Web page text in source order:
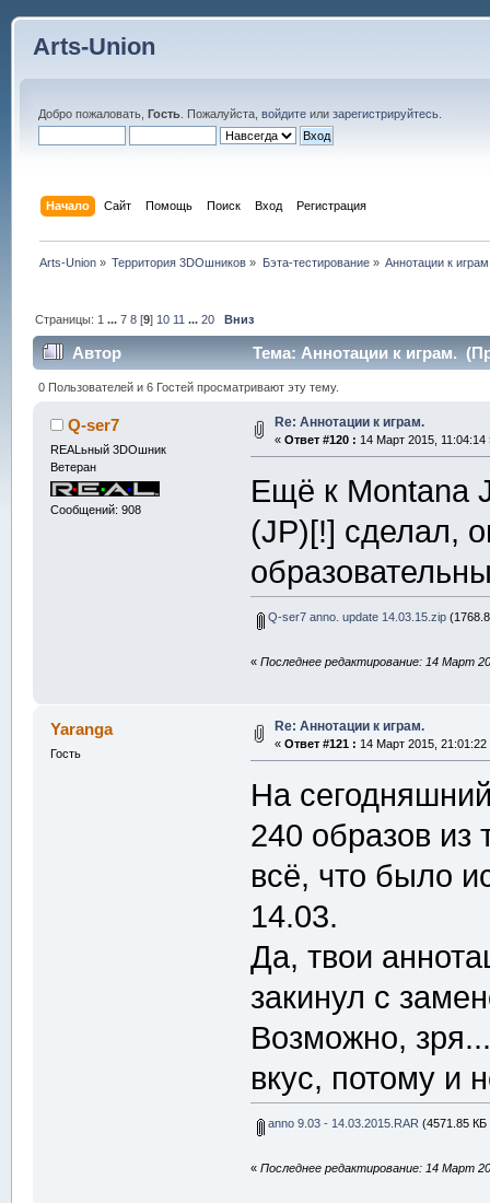
Arts-Union
Добро пожаловать, Гость. Пожалуйста, войдитеили зарегистрируйтесь.
Начало Сайт Помощь Поиск Вход Регистрация
Arts-Union » Территория 3DOшников » Бэта-тестирование» Аннотации к
Страницы: 1 ...7 8 [9] 10 11 ...20 Вниз
Автор Тема: Аннотации к играм.
0 Пользователей и 6 Гостей просматривают эту тему.
Q-ser7
REALьный 3DOшник
Ветеран
Сообщений: 908
Re: Аннотации к играм.
« Ответ #120 : 14 Март 2015, 11:04:14
Ещё к Montana
(JP)[!] сделал,
Q-ser7 anno. update 14.03.15.zip(1768.8
«Последнее редактирование: 14 Март
Yaranga
Гость
Re: Аннотации к играм.
« Ответ #121 : 14 Март 2015, 21:01:22
На
240 образов из
всё, что было
14.03.
Да, твои
закинул с
Возможно,
вкус, потому и
anno 9.03 - 14.03.2015.RAR (4571.85 КБ
«Последнее редактирование: 14 Март